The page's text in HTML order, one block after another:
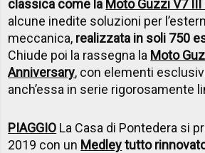
classica come la Moto Guzzi V7 III
alcune inedite soluzioni per
meccanica, realizzata in soli 750
Chiude poi la rassegna la Moto
Anniversary, con elementi
anch’essa in serie rigorosamente
PIAGGIO La Casa di Pontedera si
2019 con un Medleytutto